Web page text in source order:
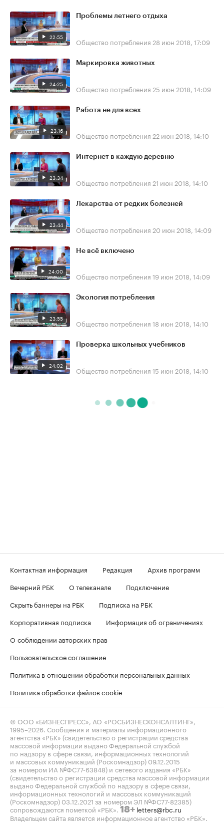
22:55
Проблемы летнего отдыха
Общество потребления 28 июн 2018, 17:09
24:25
Маркировка животных
Общество потребления 25 июн 2018, 14:09
23:16
Работа не для всех
Общество потребления 22 июн 2018, 14:10
23:34
Интернет в каждую деревню
Общество потребления 21 июн 2018, 14:10
23:44
Лекарства от редких болезней
Общество потребления 20 июн 2018, 14:09
24:00
Не всё включено
Общество потребления 19 июн 2018, 14:09
23:55
Экология потребления
Общество потребления 18 июн 2018, 14:10
24:02
Проверка школьных учебников
Общество потребления 15 июн 2018, 14:10
Контактная информация Редакция
Архив программ
Вечерний РБК
О телеканале
Подключение
Скрыть баннеры на РБК
Подписка на РБК
Корпоративная подписка
Информация об ограничениях
О соблюдении авторских прав
Пользовательское соглашение
Политика в отношении обработки персональных данных
Политика обработки файлов cookie
© ООО «БИЗНЕСПРЕСС», АО «РОСБИЗНЕСКОНСАЛТИНГ»,
1995–2026 . Сообщения и материалы информационного
агентства «РБК» (свидетельство о регистрации средства
массовой информации выдано Федеральной службой
по надзору в сфере связи, информационных технологий
и массовых коммуникаций (Роскомнадзор) 09.12.2015
за номером ИА №ФС77-63848) и сетевого издания «РБК»
(свидетельство о регистрации средства массовой информации
выдано Федеральной службой по надзору в сфере связи,
информационных технологий и массовых коммуникаций
(Роскомнадзор) 03.12.2021 за номером ЭЛ №ФС77-82385)
сопровождаются пометкой «РБК». 18+ letters@rbc.ru
Владельцем сайта является информационное агентство «РБК».